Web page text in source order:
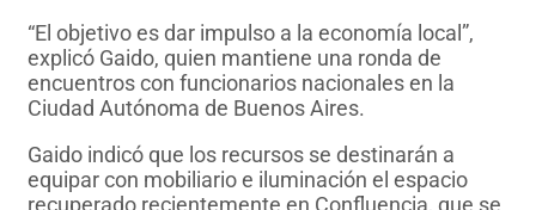
“El objetivo es dar impulso a la economía local”,
explicó Gaido, quien mantiene una ronda de
encuentros con funcionarios nacionales en la
Ciudad Autónoma de Buenos Aires.
Gaido indicó que los recursos se destinarán a
equipar con mobiliario e iluminación el espacio
recuperado recientemente en Confluencia, que se